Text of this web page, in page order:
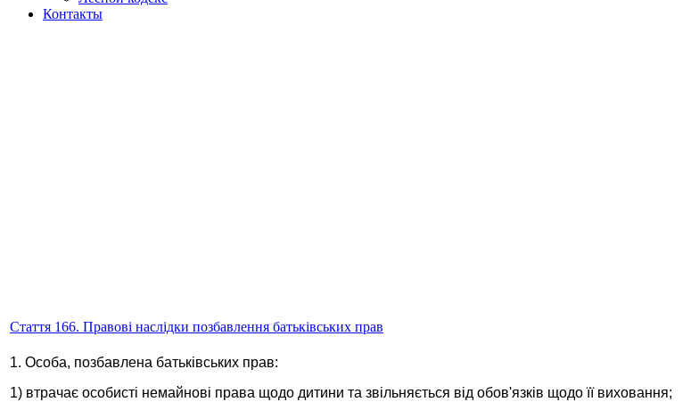
Контакты
Стаття 166. Правові наслідки позбавлення батьківських прав
1. Особа, позбавлена батьківських прав:
1) втрачає особисті немайнові права щодо дитини та звільняється від обов'язків щодо її виховання;